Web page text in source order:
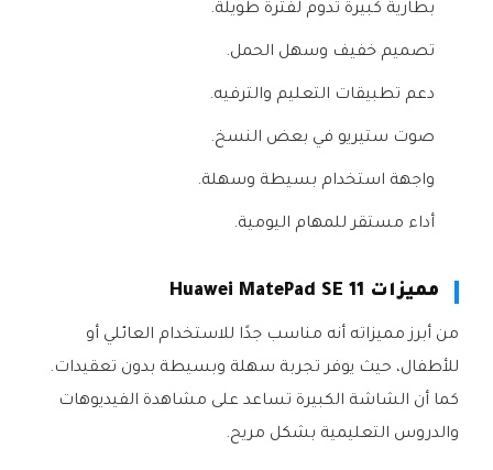
بطارية كبيرة تدوم لفترة طويلة.
تصميم خفيف وسهل الحمل.
دعم تطبيقات التعليم والترفيه.
صوت ستيريو في بعض النسخ.
واجهة استخدام بسيطة وسهلة.
أداء مستقر للمهام اليومية.
مميزات Huawei MatePad SE 11
من أبرز مميزاته أنه مناسب جدًا للاستخدام العائلي أو
للأطفال، حيث يوفر تجربة سهلة وبسيطة بدون تعقيدات.
كما أن الشاشة الكبيرة تساعد على مشاهدة الفيديوهات
والدروس التعليمية بشكل مريح.